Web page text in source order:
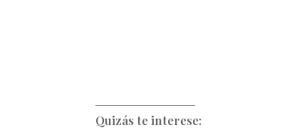
Quizás te interese: